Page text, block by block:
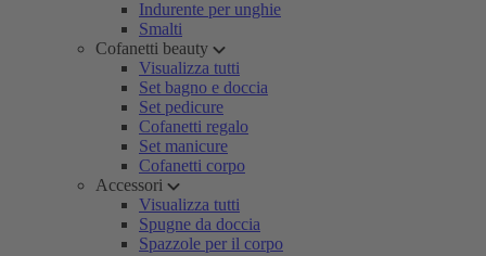
Indurente per unghie
Smalti
Cofanetti beauty
Visualizza tutti
Set bagno e doccia
Set pedicure
Cofanetti regalo
Set manicure
Cofanetti corpo
Accessori
Visualizza tutti
Spugne da doccia
Spazzole per il corpo